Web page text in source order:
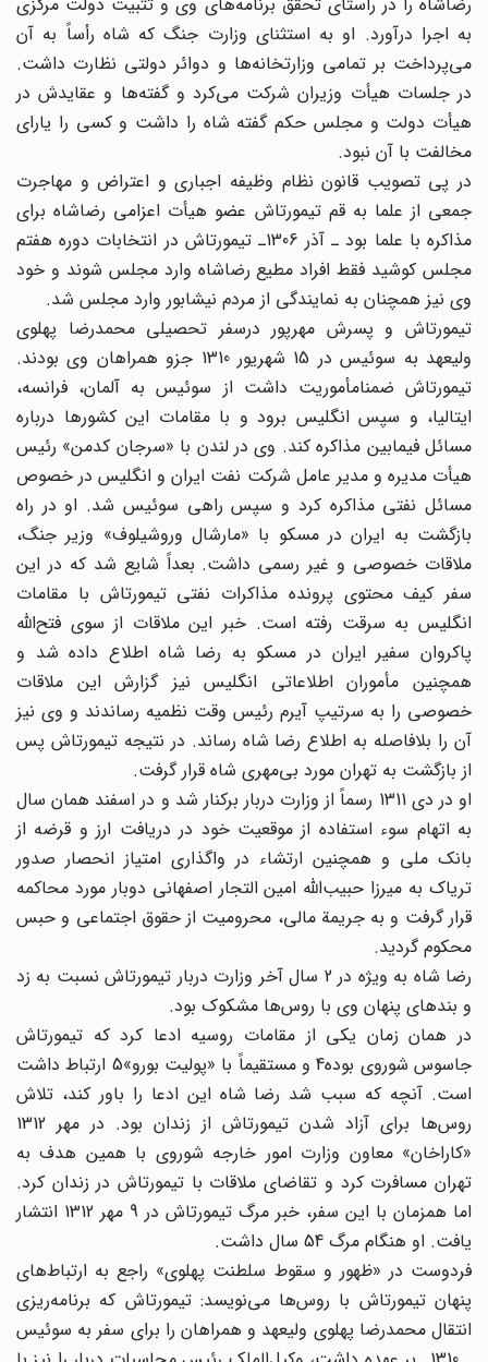
به اجرا درآورد. او به استثنای وزارت جنگ که شاه رأساً به ‌آن
می‌پرداخت بر تمامی وزارتخانه‌‌ها و دوائر دولتی نظارت داشت.
در جلسات هیأت وزیران شرکت می‌کرد و گفته‌ها و عقایدش در
هیأت دولت و مجلس حکم گفته شاه را داشت و کسی را یارای
مخالفت با آن نبود.
در پی تصویب قانون نظام وظیفه اجباری و اعتراض و مهاجرت
جمعی از علما به قم تیمورتاش عضو هیأت اعزامی رضاشاه برای
مذاکره با علما بود ـ ‌آذر 1306ـ تیمورتاش در انتخابات دوره هفتم
مجلس کوشید فقط افراد مطیع رضاشاه وارد مجلس شوند و خود
وی نیز همچنان به نمایندگی از مردم نیشابور وارد مجلس شد.
تیمورتاش و پسرش مهرپور درسفر تحصیلی محمد‌رضا پهلوی
ولیعهد به سوئیس در 15 شهریور 1310 جزو همراهان وی بودند.
تیمورتاش ضمنامأموریت داشت از سوئیس به آلمان، فرانسه،
ایتالیا، و سپس انگلیس برود و با مقامات این کشورها درباره
مسائل فیمابین مذاکره کند. وی در لندن با «سرجان کدمن» رئیس
هیأت مدیره و مدیر عامل شرکت نفت ایران و انگلیس در خصوص
مسائل نفتی مذاکره کرد و سپس راهی سوئیس شد. او در راه
بازگشت به ایران در مسکو با «مارشال وروشیلوف» وزیر جنگ،
ملاقات خصوصی و غیر رسمی داشت. بعداً شایع شد که در این
سفر کیف محتوی پرونده مذاکرات نفتی تیمورتاش با مقامات
انگلیس به سرقت رفته است. خبر این ملاقات از سوی فتح‌الله
پاکروان سفیر ایران در مسکو به رضا شاه اطلاع داده شد و
همچنین مأموران اطلاعاتی انگلیس نیز گزارش این ملاقات
خصوصی را به سرتیپ آیرم رئیس وقت نظمیه رساندند و وی نیز
آن را بلافاصله به اطلاع رضا شاه رساند. در نتیجه تیمورتاش پس
از بازگشت به تهران مورد بی‌مهری شاه قرار گرفت.
او در دی 1311 رسماً از وزارت دربار برکنار شد و در اسفند همان سال
به اتهام سوء استفاده از موقعیت خود در دریافت ارز و قرضه از
بانک ملی و همچنین ارتشاء در واگذاری امتیاز انحصار صدور
تریاک به میرزا حبیب‌الله امین التجار اصفهانی دوبار مورد محاکمه
قرار گرفت و به جریمة مالی، محرومیت از حقوق اجتماعی و حبس
محکوم گردید.
رضا شاه به ویژه در 2 سال آخر وزارت دربار تیمورتاش نسبت به زد
و بندهای پنهان وی با روس‌ها مشکوک بود.
در همان زمان یکی از مقامات روسیه ادعا کرد که تیمورتاش
جاسوس شوروی بوده4 و مستقیماً با «پولیت بورو»5 ارتباط داشت
است. آنچه که سبب شد رضا شاه این ادعا را باور کند، تلاش
روس‌ها برای آزاد شدن تیمورتاش از زندان بود. در مهر 1312
«کاراخان» معاون وزارت امور خارجه شوروی با همین هدف به
تهران مسافرت کرد و تقاضای ملاقات با تیمورتاش در زندان کرد.
اما همزمان با این سفر، خبر مرگ تیمورتاش در 9 مهر 1312 انتشار
یافت. او هنگام مرگ 54 سال داشت.
فردوست در «ظهور و سقوط سلطنت پهلوی» راجع به ارتباط‌های
پنهان تیمورتاش با روس‌ها می‌نویسد: تیمورتاش که برنامه‌ریزی
انتقال محمد‌رضا پهلوی ولیعهد و همراهان را برای سفر به سوئیس